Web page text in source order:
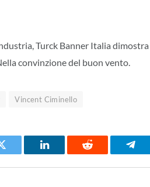
Turck Banner Italia
convinzione del buon vento.
Vincent Ciminello
Twitter LinkedIn Reddit